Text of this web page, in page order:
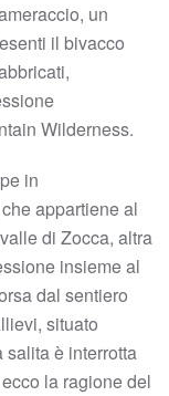
un
il bivacco
Wilderness.
in
appartiene al
di Zocca, altra
insieme al
dal sentiero
situato
salita è interrotta
la ragione del